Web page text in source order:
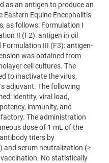
as an antigen to produce an
Equine Encephalitis
as follows: Formulation I
II (F2): antigen in oil
III (F3): antigen-
was obtained from
cell cultures. The
to inactivate the virus,
adjuvant. The following
identity, viral load,
immunity, and
The administration
dose of 1 mL of the
titers by
and serum neutralization (≥
No statistically